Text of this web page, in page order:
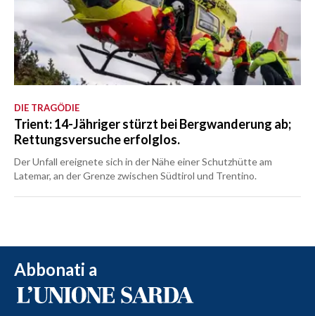
DIE TRAGÖDIE
Trient: 14-Jähriger stürzt bei Bergwanderung ab;
Rettungsversuche erfolglos.
Der Unfall ereignete sich in der Nähe einer Schutzhütte am
Latemar, an der Grenze zwischen Südtirol und Trentino.
Abbonati a